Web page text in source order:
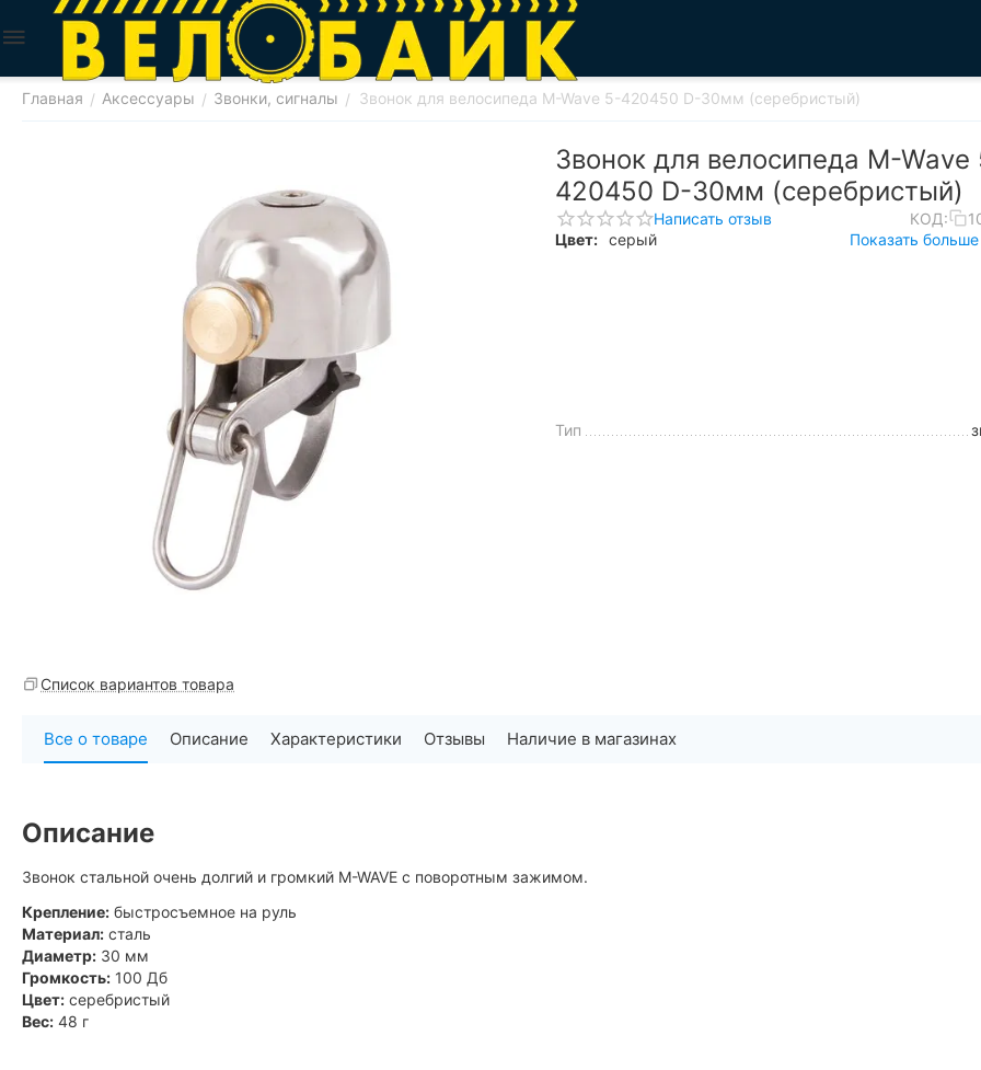
Главная / Аксессуары / Звонки, сигналы / Звонок для велосипеда M-Wave 5-420450 D-30мм (серебристый)
Звонок для велосипеда M-Wave
420450 D-30мм (серебристый)
Написать отзыв КОД:
Цвет: серый Показать
Тип
Список вариантов товара
Все о товаре Описание Характеристики Отзывы Наличие в магазинах
Описание
Звонок стальной очень долгий и громкий M-WAVE с поворотным зажимом.
Крепление: быстросъемное на руль
Материал: сталь
Диаметр: 30 мм
Громкость: 100 Дб
Цвет: серебристый
Вес: 48 г